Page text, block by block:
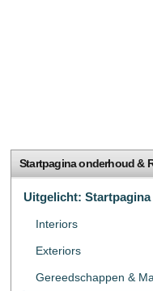
Startpagina onderhoud &
Uitgelicht:
Interiors
Exteriors
Gereedschappen &